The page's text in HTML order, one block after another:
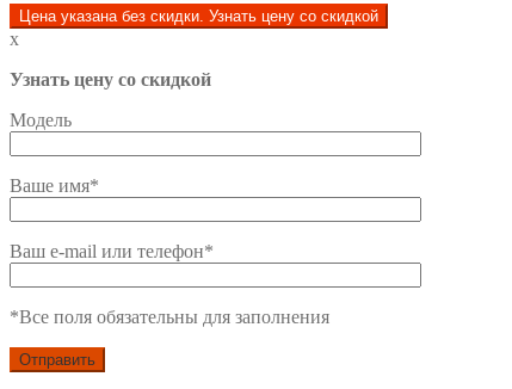
Цена указана без скидки. Узнать цену со скидкой
x
Узнать цену со скидкой
Модель
Ваше имя*
Ваш e-mail или телефон*
*Все поля обязательны для заполнения